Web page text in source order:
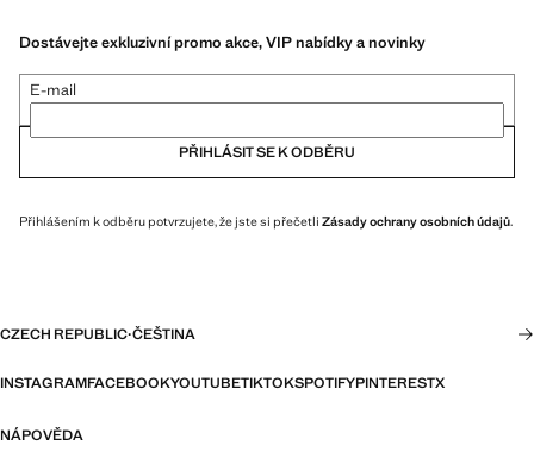
Dostávejte exkluzivní promo akce, VIP nabídky a novinky
E-mail
PŘIHLÁSIT SE K ODBĚRU
Přihlášením k odběru potvrzujete, že jste si přečetli Zásady ochrany osobních údajů.
CZECH REPUBLIC·ČEŠTINA
INSTAGRAMFACEBOOKYOUTUBETIKTOKSPOTIFYPINTERESTX
NÁPOVĚDA